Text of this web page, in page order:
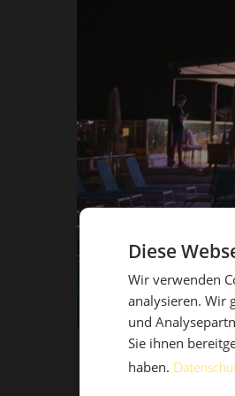
DER BODEN
PERGOLAMARKISE
FERTIGUNG
Diese
Wir verwenden
analysieren. Wir
und
Sie ihnen
haben.